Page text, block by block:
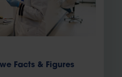
Facts & Figures